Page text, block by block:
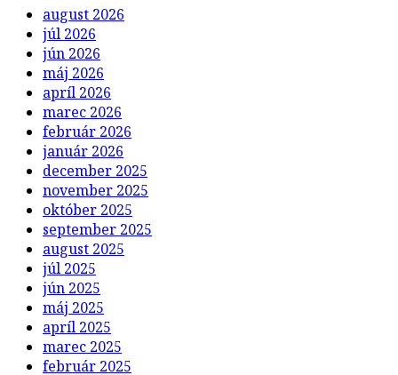
august 2026
júl 2026
jún 2026
máj 2026
apríl 2026
marec 2026
február 2026
január 2026
december 2025
november 2025
október 2025
september 2025
august 2025
júl 2025
jún 2025
máj 2025
apríl 2025
marec 2025
február 2025